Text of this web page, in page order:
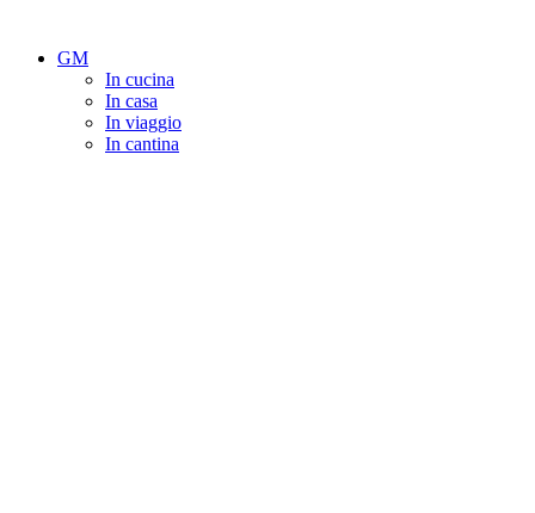
GM
In cucina
In casa
In viaggio
In cantina